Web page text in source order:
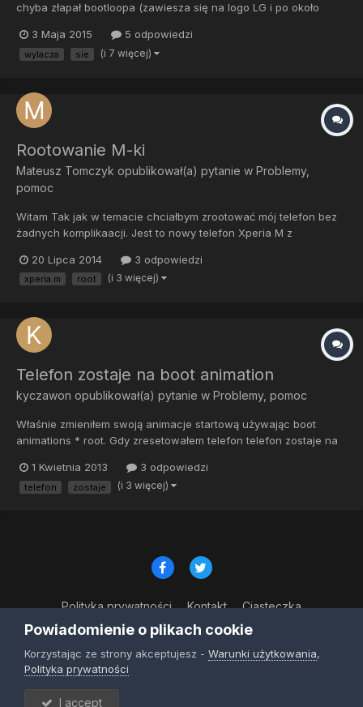
chyba złapał bootloopa (zawiesza się na logo LG i po około
Hard Reset. Można wejść w Download Mode, ale telefon w tym
trybie wyłącza się też po około 5 minutach co przerywa instal...
3 Maja 2015 5 odpowiedzi
wylacza sie (i 7 więcej)
Rootowanie M-ki
Mateusz Tomczyk opublikował(a) pytanie w Problemy,
pomoc
Witam Tak jak w temacie chciałbym zrootować mój telefon bez
żadnych komplikaacji. Jest to nowy telefon Xperia M z
nie brandowany, od producenta. Jestem zielony w tych
sprawach dlatego potrzebuję instrukcji krok po kroku. Najlepiej
20 Lipca 2014 3 odpowiedzi
xperia m root (i 3 więcej)
Telefon zostaje na boot animation
kyczawon opublikował(a) pytanie w Problemy, pomoc
Właśnie zmieniłem swoją animacje startową używając boot
animations * root. Gdy zresetowałem telefon telefon zostaje na
wykasować tę animację przez recovery lub przez komputer?
Dziwne jest tez to ze telefon jest na tym boot animation a j...
1 Kwietnia 2013 3 odpowiedzi
telefon zostaje (i 3 więcej)
Polityka prywatności Kontakt Ciasteczka
© Copyright 2023
Powered by Invision Community
Powiadomienie o plikach cookie
Korzystając ze strony akceptujesz - Warunki użytkowania,
Polityka prywatności
I accept